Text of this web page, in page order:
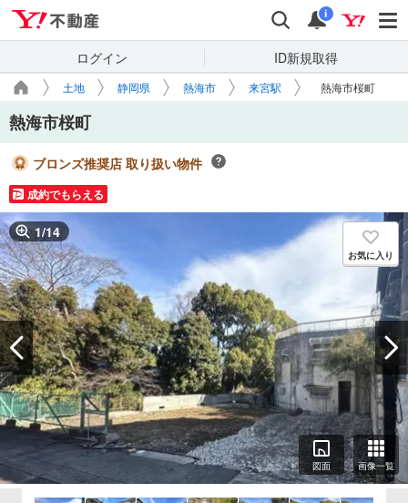
検索 通知
i
ログイン ID新規取得
土地 静岡県 熱海市 来宮駅 熱海市桜町
熱海市桜町
ブロンズ推奨店 取り扱い物件
成約でもらえる
1/14
お気に入り
図面 画像一覧